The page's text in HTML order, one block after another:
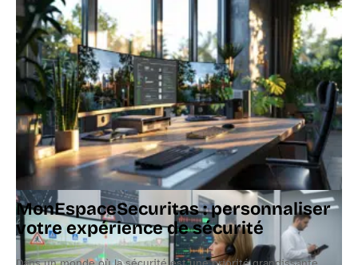
21 juillet 2026
Qui est la femme d’Estéban Ocon ?
Documents à prévoir pour s’inscrire à un
test psychotechnique à Caen
MonEspaceSecuritas : personnaliser
votre expérience de sécurité